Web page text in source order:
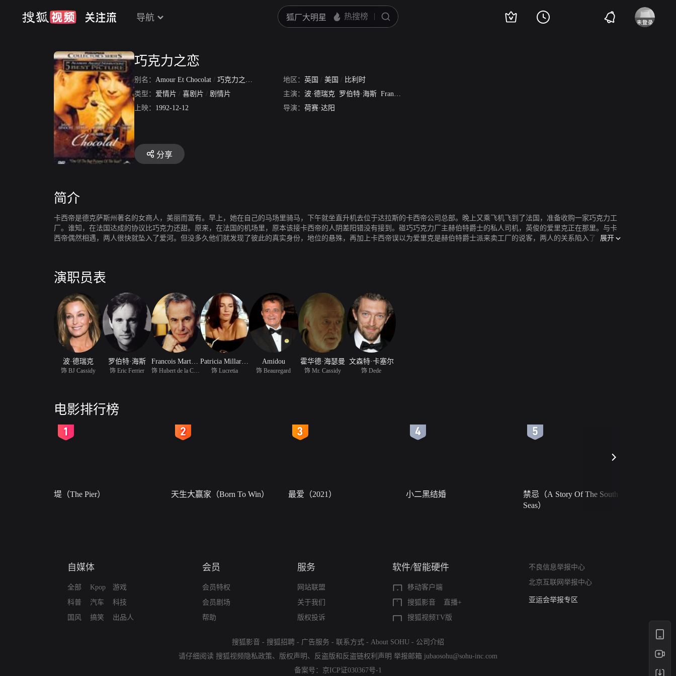
导航
巧克力之恋
别名： Amour Et Chocolat / 巧克力之恋热巧克力 地区： 英国 / 美国 / 比利时
类型： 爱情片 / 喜剧片 / 剧情片 主演： 波·德瑞克 罗伯特·海斯 Francois Marthouret
上映： 1992-12-12 导演： 荷赛·达阳
分享
简介
卡西帝是德克萨斯州著名的女商人，美丽而富有。早上，她在自己的马场里骑马，下午就坐直升机去位于达拉斯的卡西帝公司总部。晚上又乘飞机飞到了法国，准备收购一家巧克力工
厂。谁知，在法国达成的协议比巧克力还甜。原来，在法国的机场里，原本该接卡西帝的人阴差阳错没有接到。碰巧巧克力厂主赫伯特爵士的私人司机，英俊的爱里克正在那里。与卡
西帝偶然相遇，两人很快就坠入了爱河。但没多久他们就发现了彼此的真实身份，地位的悬殊，再加上卡西帝误以为爱里克是赫伯特爵士派来卖工厂的说客，两人的关系陷入了僵局。
展开
演职员表
波·德瑞克
饰 BJ Cassidy
罗伯特·海斯
饰 Eric Ferrier 饰 Lucretia
Amidou
饰 Beauregard
霍华德·海瑟曼
饰 Mr. Cassidy
文森特·卡塞尔
饰 Dede
电影排行榜
堤（The Pier） 天生大赢家（Born To Win） 最爱（2021） 小二黑结婚
禁忌（A Story Of The South
Seas）
自媒体
全部
科普
国风
Kpop
汽车
搞笑
游戏
科技
出品人
会员
会员特权
会员剧场
帮助
服务
网站联盟
关于我们
版权投诉
软件/智能硬件
移动客户端
搜狐影音
直播+
搜狐视频TV版
不良信息举报中心
北京互联网举报中心
算法推荐专项举报
亚运会举报专区
搜狐影音 - 搜狐招聘 - 广告服务 - 联系方式 - About SOHU - 公司介绍
请仔细阅读 搜狐视频隐私政策、 版权声明 、 反盗版和反盗链权利声明 举报邮箱 jubaosohu@sohu-inc.com
备案号： 京ICP证030367号-1